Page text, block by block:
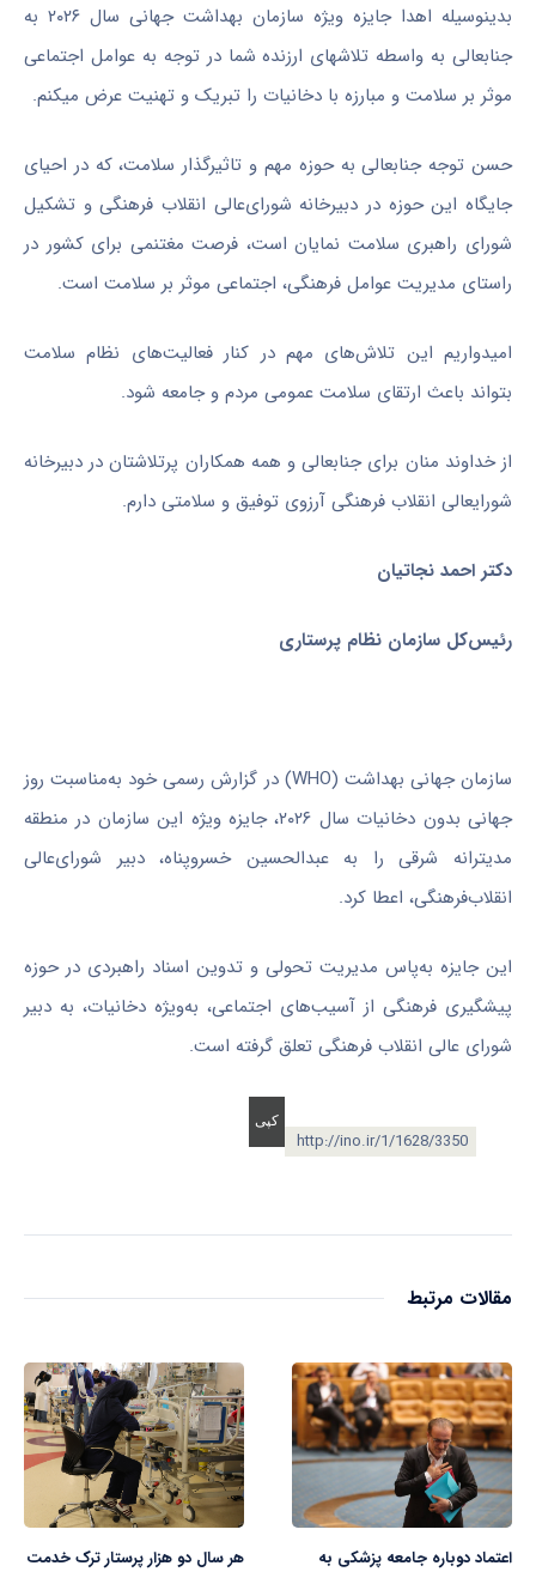
بدینوسیله اهدا جایزه ویژه سازمان بهداشت جهانی سال ۲۰۲۶ به
جنابعالی به واسطه تلاشهای ارزنده شما در توجه به عوامل اجتماعی
موثر بر سلامت و مبارزه با دخانیات را تبریک و تهنیت عرض میکنم.
حسن توجه جنابعالی به حوزه مهم و تاثیرگذار سلامت، که در احیای
جایگاه این حوزه در دبیرخانه شورای‌عالی انقلاب فرهنگی و تشکیل
شورای راهبری سلامت نمایان است، فرصت مغتنمی برای کشور در
راستای مدیریت عوامل فرهنگی، اجتماعی موثر بر سلامت است.
امیدواریم این تلاش‌های مهم در کنار فعالیت‌های نظام سلامت
بتواند باعث ارتقای سلامت عمومی مردم و جامعه شود.
از خداوند منان برای جنابعالی و همه همکاران پرتلاشتان در دبیرخانه
شورایعالی انقلاب فرهنگی آرزوی توفیق و سلامتی دارم.
دکتر احمد نجاتیان
رئیس‌کل سازمان نظام پرستاری
سازمان جهانی بهداشت (WHO) در گزارش رسمی خود به‌مناسبت روز
جهانی بدون دخانیات سال ۲۰۲۶، جایزه ویژه این سازمان در منطقه
مدیترانه شرقی را به عبدالحسین خسروپناه، دبیر شورای‌عالی
انقلاب‌فرهنگی، اعطا کرد.
این جایزه به‌پاس مدیریت تحولی و تدوین اسناد راهبردی در حوزه
پیشگیری فرهنگی از آسیب‌های اجتماعی، به‌ویژه دخانیات، به دبیر
شورای عالی انقلاب فرهنگی تعلق گرفته است.
http://ino.ir/1/1628/3350
مقالات مرتبط
اعتماد دوباره جامعه پزشکی به
هر سال دو هزار پرستار ترک خدمت